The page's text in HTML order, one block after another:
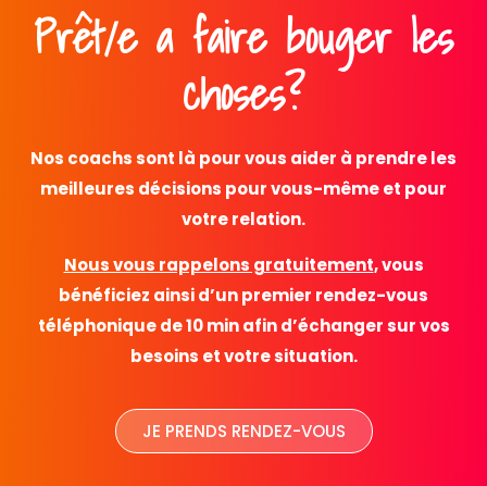
Prêt/e a faire bouger les
choses?
Nos coachs sont là pour vous aider à prendre les
meilleures décisions pour vous-même et pour
votre relation.
Nous vous rappelons gratuitement, vous
bénéficiez ainsi d’un premier rendez-vous
téléphonique de 10 min afin d’échanger sur vos
besoins et votre situation.
JE PRENDS RENDEZ-VOUS